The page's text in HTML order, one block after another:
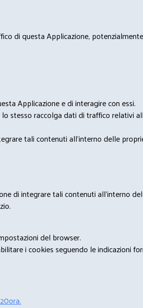
di questa Applicazione,
Applicazione e di interagire con essi.
stesso raccolga dati di traffico relativi
tali contenuti all'interno delle
di integrare tali contenuti all'interno
del browser.
i cookies seguendo le indicazioni